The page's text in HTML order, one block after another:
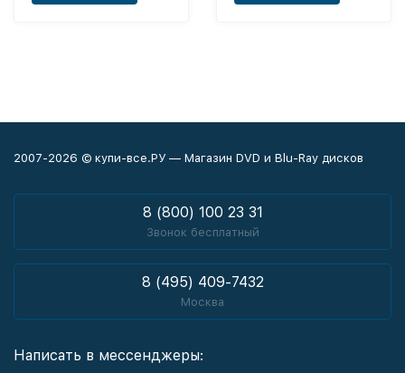
2007-2026 © купи-все.РУ — Магазин DVD и Blu-Ray дисков
8 (800) 100 23 31
Звонок бесплатный
8 (495) 409-7432
Москва
Написать в мессенджеры: